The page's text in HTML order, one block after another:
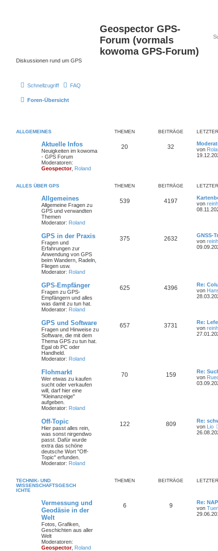
Geospector GPS-
Forum (vormals
kowoma GPS-Forum)
Diskussionen rund um GPS
Schnellzugriff FAQ
Foren-Übersicht
ALLGEMEINES THEMEN BEITRÄGE
Aktuelle Infos
Neuigkeiten im kowoma
- GPS Forum
Moderatoren:
Geospector, Roland
20 32
von
ALLES ÜBER GPS THEMEN BEITRÄGE
Allgemeines
Allgemeine Fragen zu
GPS und verwandten
Themen
Moderator: Roland
539 4197
von
GPS in der Praxis
Fragen und
Erfahrungen zur
Anwendung von GPS
beim Wandern, Radeln,
Fliegen usw.
Moderator: Roland
375 2632
GNSS-
von
GPS-Empfänger
Fragen zu GPS-
Empfängern und alles
was damit zu tun hat.
Moderator: Roland
625 4396
Re:
von
GPS und Software
Fragen und Hinweise zu
Software, die mit dem
Thema GPS zu tun hat.
Egal ob PC oder
Handheld.
Moderator: Roland
657 3731
Re:
von
Flohmarkt
Wer etwas zu kaufen
sucht oder verkaufen
will, darf hier eine
"Kleinanzeige"
aufgeben.
Moderator: Roland
70 159
Re:
von
Off-Topic
Hier passt alles rein,
was sonst nirgendwo
passt. Dafür wurde
extra das schöne
deutsche Wort "Off-
Topic" erfunden.
Moderator: Roland
122 809
Re:
von Lio
TECHNIK- UND
WISSENSCHAFTSGESCH
ICHTE
THEMEN BEITRÄGE
Vermessung und
Geodäsie in der
Welt
Fotos, Grafiken,
Geschichten aus aller
Welt
Moderatoren:
Geospector, Roland
6 9
Re: NAP
von